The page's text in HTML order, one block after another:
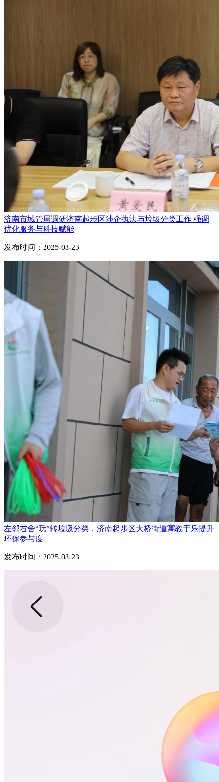
济南市城管局调研济南起步区涉企执法与垃圾分类工作 强调
优化服务与科技赋能
发布时间：2025-08-23
左邻右舍“玩”转垃圾分类，济南起步区大桥街道寓教于乐提升
环保参与度
发布时间：2025-08-23